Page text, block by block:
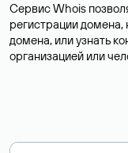
Сервис Whois
регистрации домена,
домена, или узнать
организацией или